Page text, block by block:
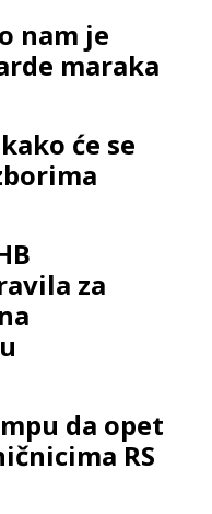
nam je
maraka
će se
za
da opet
RS